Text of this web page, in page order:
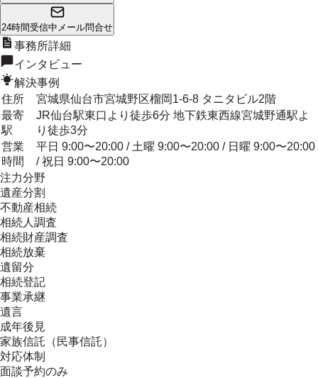
24時間受信中 メール問合せ
事務所詳細
インタビュー
解決事例
住所
宮城県仙台市宮城野区榴岡1-6-8 タニタビル2階
最寄
駅
JR仙台駅東口より徒歩6分 地下鉄東西線宮城野通駅よ
り徒歩3分
営業
時間
平日 9:00〜20:00 / 土曜 9:00〜20:00 / 日曜 9:00〜20:00
/ 祝日 9:00〜20:00
注力分野
遺産分割
不動産相続
相続人調査
相続財産調査
相続放棄
遺留分
相続登記
事業承継
遺言
成年後見
家族信託（民事信託）
対応体制
面談予約のみ